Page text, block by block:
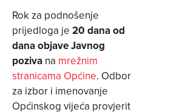
Rok za podnošenje
prijedloga je 20 dana od
dana objave Javnog
poziva na mrežnim
stranicama Općine. Odbor
za izbor i imenovanje
Općinskog vijeća provjerit